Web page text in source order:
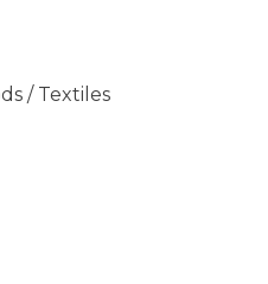
/ Textiles